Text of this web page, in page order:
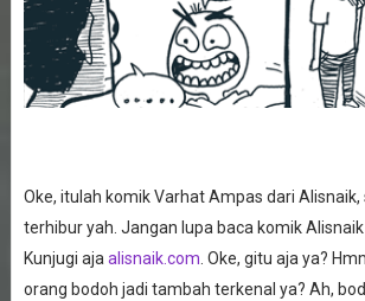
Oke, itulah komik Varhat Ampas dari
terhibur yah. Jangan lupa baca komik Alisnaik
Kunjugi aja alisnaik.com . Oke, gitu aja ya?
orang bodoh jadi tambah terkenal ya? Ah,